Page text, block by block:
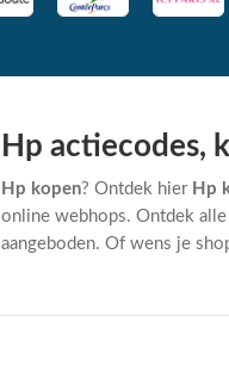
Hp actiecodes,
Hp kopen? Ontdek hier Hp
online webhops. Ontdek alle
aangeboden. Of wens je